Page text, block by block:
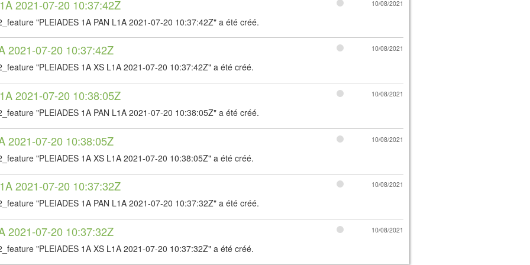
2021-07-20 10:37:42Z 10/08/2021
"PLEIADES 1A PAN L1A 2021-07-20 10:37:42Z" a été créé.
2021-07-20 10:37:42Z 10/08/2021
"PLEIADES 1A XS L1A 2021-07-20 10:37:42Z" a été créé.
2021-07-20 10:38:05Z 10/08/2021
"PLEIADES 1A PAN L1A 2021-07-20 10:38:05Z" a été créé.
2021-07-20 10:38:05Z 10/08/2021
"PLEIADES 1A XS L1A 2021-07-20 10:38:05Z" a été créé.
2021-07-20 10:37:32Z 10/08/2021
"PLEIADES 1A PAN L1A 2021-07-20 10:37:32Z" a été créé.
2021-07-20 10:37:32Z 10/08/2021
"PLEIADES 1A XS L1A 2021-07-20 10:37:32Z" a été créé.